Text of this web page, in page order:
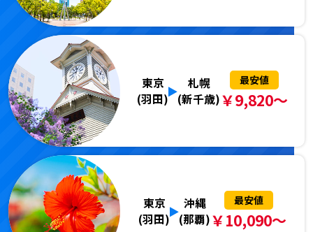
東京
(羽田)
札幌
(新千歳)
最安値
￥9,820～
東京
(羽田)
沖縄
(那覇)
最安値
￥10,090～